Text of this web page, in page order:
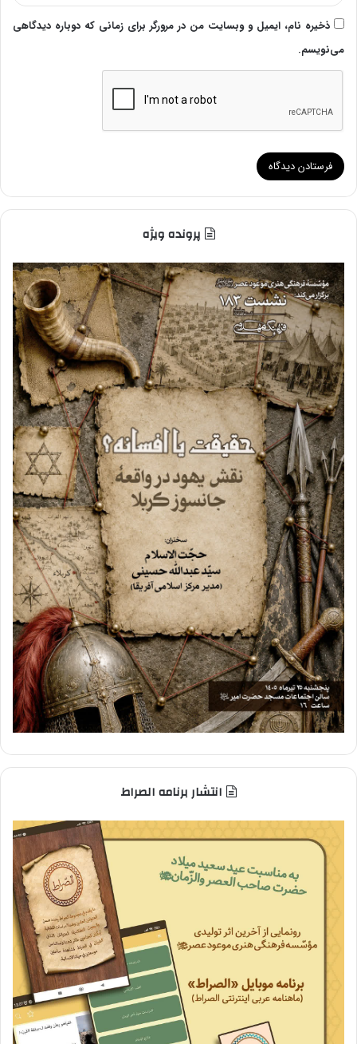
ذخیره نام، ایمیل و وبسایت من در مرورگر برای زمانی که دوباره دیدگاهی
می‌نویسم.
پرونده ویژه
انتشار برنامه الصراط